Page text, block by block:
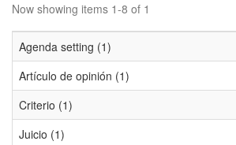
Now showing items 1-8 of 1
Agenda setting (1)
Artículo de opinión (1)
Criterio (1)
Juicio (1)